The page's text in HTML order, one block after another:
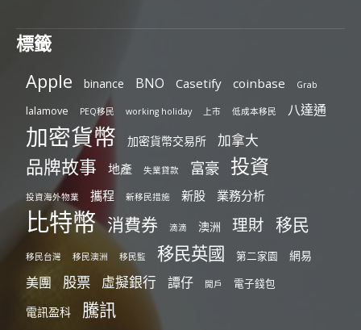
標籤
Apple binance BNO Casetify coinbase Grab
lalamove PEQ移民 working holiday 上市 低成本移民 八達通
加密貨幣 加密貨幣交易所 加拿大
品牌故事 地產 失業貸款 富豪 投資
投資海外物業 攜程 新移民措施 新股 業務分析
比特幣 消費券 滴滴 澳洲 理財 移民
移民台灣 移民澳洲 移民監 移民英國 第二家園 網易
美團 股票 虛擬銀行 譚仔 開戶 電子錢包
電訊盈科 騰訊